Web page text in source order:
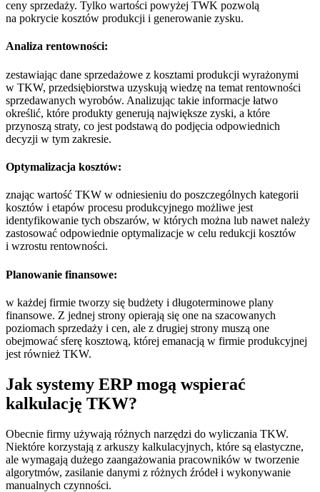
ceny sprzedaży. Tylko wartości powyżej TWK pozwolą
na pokrycie kosztów produkcji i generowanie zysku.
Analiza rentowności:
zestawiając dane sprzedażowe z kosztami produkcji wyrażonymi
w TKW, przedsiębiorstwa uzyskują wiedzę na temat rentowności
sprzedawanych wyrobów. Analizując takie informacje łatwo
określić, które produkty generują największe zyski, a które
przynoszą straty, co jest podstawą do podjęcia odpowiednich
decyzji w tym zakresie.
Optymalizacja kosztów:
znając wartość TKW w odniesieniu do poszczególnych kategorii
kosztów i etapów procesu produkcyjnego możliwe jest
identyfikowanie tych obszarów, w których można lub nawet należy
zastosować odpowiednie optymalizacje w celu redukcji kosztów
i wzrostu rentowności.
Planowanie finansowe:
w każdej firmie tworzy się budżety i długoterminowe plany
finansowe. Z jednej strony opierają się one na szacowanych
poziomach sprzedaży i cen, ale z drugiej strony muszą one
obejmować sferę kosztową, której emanacją w firmie produkcyjnej
jest również TKW.
Jak systemy ERP mogą wspierać
kalkulację TKW?
Obecnie firmy używają różnych narzędzi do wyliczania TKW.
Niektóre korzystają z arkuszy kalkulacyjnych, które są elastyczne,
ale wymagają dużego zaangażowania pracowników w tworzenie
algorytmów, zasilanie danymi z różnych źródeł i wykonywanie
manualnych czynności.